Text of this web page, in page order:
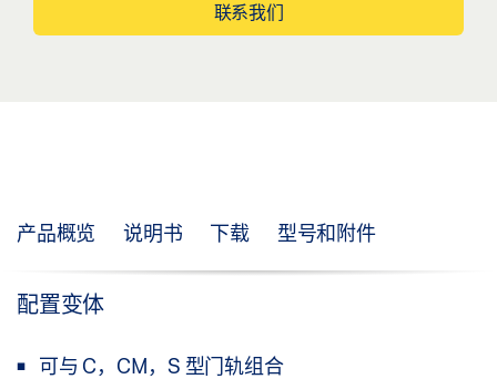
联系我们
产品概览 说明书 下载 型号和附件
配置变体
可与 C，CM，S 型门轨组合